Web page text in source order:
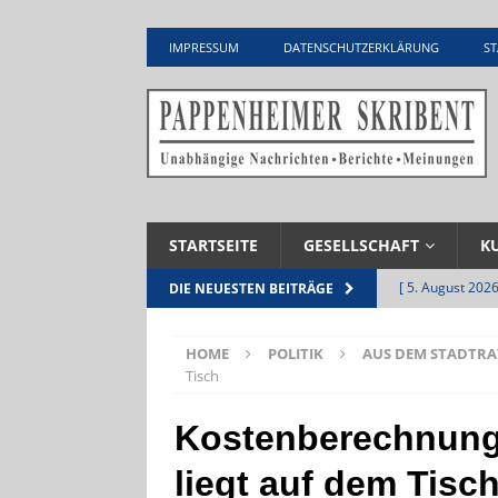
IMPRESSUM DATENSCHUTZERKLÄRUNG
STARTSEITE GESELLSCHAFT
DIE NEUESTEN BEITRÄGE [ 5. August
[ 5. August 2026
[ 4. August 2026
HOME POLITIK AUS DEM
Tisch
liegt auf dem Tisch